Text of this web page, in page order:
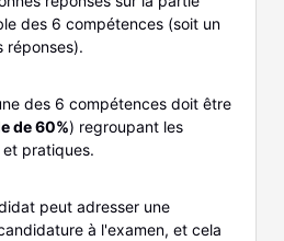
des 6 compétences (soit un
réponses).
des 6 compétences doit être
de 60%) regroupant les
pratiques.
peut adresser une
à l'examen, et cela